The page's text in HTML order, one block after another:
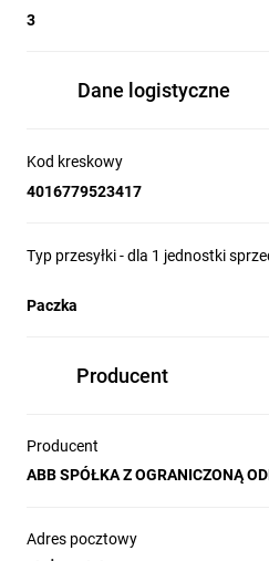
3
Dane logistyczne
Kod kreskowy
4016779523417
Typ przesyłki - dla 1 jednostki
Paczka
Producent
Producent
ABB SPÓŁKA Z OGRANICZONĄ
Adres pocztowy